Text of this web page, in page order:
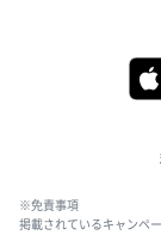
※免責事項
掲載されているキャンペ